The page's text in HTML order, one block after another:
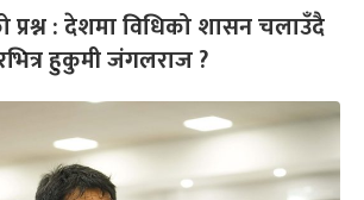
प्रश्न : देशमा विधिको शासन चलाउँदै
हुकुमी जंगलराज ?